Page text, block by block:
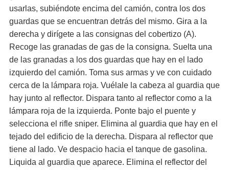
usarlas, subiéndote encima del camión, contra los dos
guardas que se encuentran detrás del mismo. Gira a la
derecha y dirígete a las consignas del cobertizo (A).
Recoge las granadas de gas de la consigna. Suelta una
de las granadas a los dos guardas que hay en el lado
izquierdo del camión. Toma sus armas y ve con cuidado
cerca de la lámpara roja. Vuélale la cabeza al guardia que
hay junto al reflector. Dispara tanto al reflector como a la
lámpara roja de la izquierda. Ponte bajo el puente y
selecciona el rifle sniper. Elimina al guardia que hay en el
tejado del edificio de la derecha. Dispara al reflector que
tiene al lado. Ve despacio hacia el tanque de gasolina.
Liquida al guardia que aparece. Elimina el reflector del